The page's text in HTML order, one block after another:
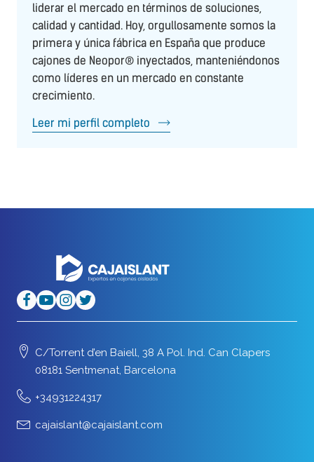
liderar el mercado en términos de soluciones,
calidad y cantidad. Hoy, orgullosamente somos la
primera y única fábrica en España que produce
cajones de Neopor® inyectados, manteniéndonos
como líderes en un mercado en constante
crecimiento.
Leer mi perfil completo
C/Torrent d’en Baiell, 38 A Pol. Ind. Can Clapers
08181 Sentmenat, Barcelona
+34931224317
cajaislant@cajaislant.com